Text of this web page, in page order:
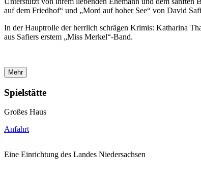
auf dem Friedhof“ und „Mord auf hoher See“ von David
In der Hauptrolle der herrlich schrägen Krimis: Katharina
aus Safiers erstem „Miss Merkel“-Band.
Mehr
Spielstätte
Großes Haus
Anfahrt
Eine Einrichtung des Landes Niedersachsen